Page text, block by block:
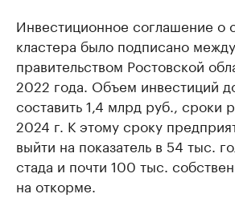
Инвестиционное соглашение о
кластера было подписано
правительством Ростовской
2022 года. Объем инвестиций
составить 1,4 млрд руб., сроки
2024 г. К этому сроку
выйти на показатель в 54 тыс.
стада и почти 100 тыс.
на откорме.